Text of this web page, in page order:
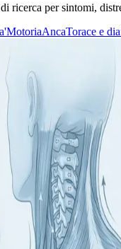
ricerca per sintomi,
MotoriaAncaTorace e